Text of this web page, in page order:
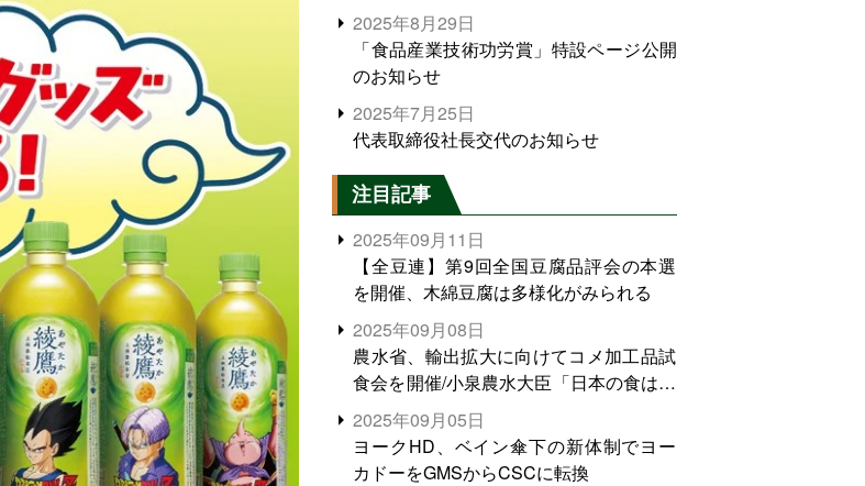
2025年8月29日
「食品産業技術功労賞」特設ページ公開
のお知らせ
2025年7月25日
代表取締役社長交代のお知らせ
注目記事
2025年09月11日
【全豆連】第9回全国豆腐品評会の本選
を開催、木綿豆腐は多様化がみられる
2025年09月08日
農水省、輸出拡大に向けてコメ加工品試
食会を開催/小泉農水大臣「日本の食は世
界でトップをとれる。米増産に向けて、
米輸出需要の拡大を」
2025年09月05日
ヨークHD、ベイン傘下の新体制でヨー
カドーをGMSからCSCに転換